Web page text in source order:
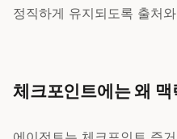
정직하게 유지되도록 출처
체크포인트에는 왜